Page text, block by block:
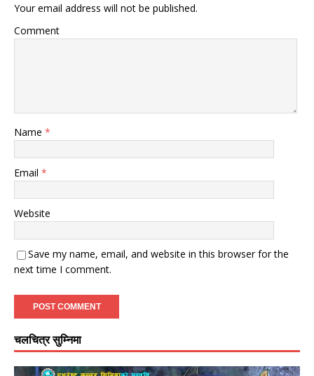
Your email address will not be published.
Comment
Name *
Email *
Website
Save my name, email, and website in this browser for the
next time I comment.
चलचित्र सुम्निमा